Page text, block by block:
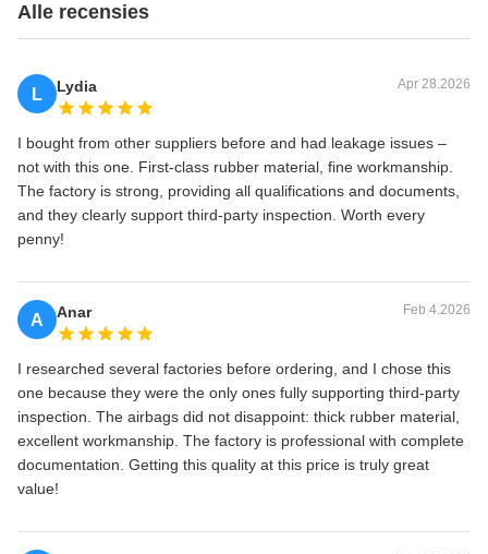
Alle recensies
L Lydia Apr 28.2026
I bought from other suppliers before and had leakage issues –
not with this one. First‑class rubber material, fine workmanship.
The factory is strong, providing all qualifications and documents,
and they clearly support third‑party inspection. Worth every
penny!
A Anar Feb 4.2026
I researched several factories before ordering, and I chose this
one because they were the only ones fully supporting third‑party
inspection. The airbags did not disappoint: thick rubber material,
excellent workmanship. The factory is professional with complete
documentation. Getting this quality at this price is truly great
value!